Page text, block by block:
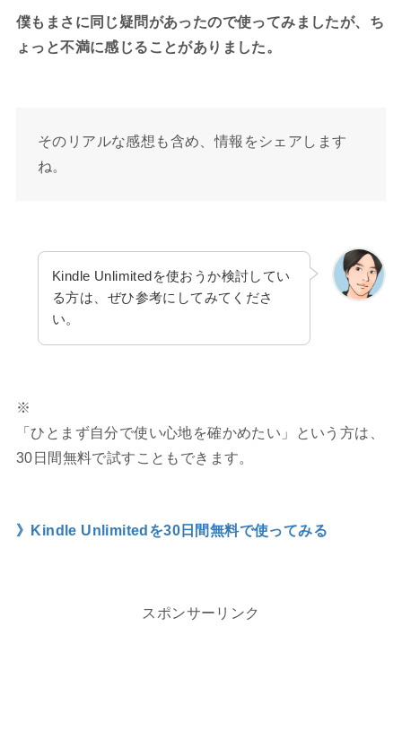
僕もまさに同じ疑問があったので使ってみましたが、ち
ょっと不満に感じることがありました。
そのリアルな感想も含め、情報をシェアします
ね。
Kindle Unlimitedを使おうか検討してい
る方は、ぜひ参考にしてみてくださ
い。
※
「ひとまず自分で使い心地を確かめたい」という方は、
30日間無料で試すこともできます。
》Kindle Unlimitedを30日間無料で使ってみる
スポンサーリンク